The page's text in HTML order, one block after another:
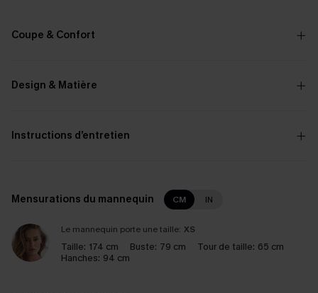
Coupe & Confort
Design & Matière
Instructions d’entretien
Mensurations du mannequin CM IN
Le mannequin porte une taille: XS
Taille: 174 cm Buste: 79 cm Tour de taille: 65 cm
Hanches: 94 cm